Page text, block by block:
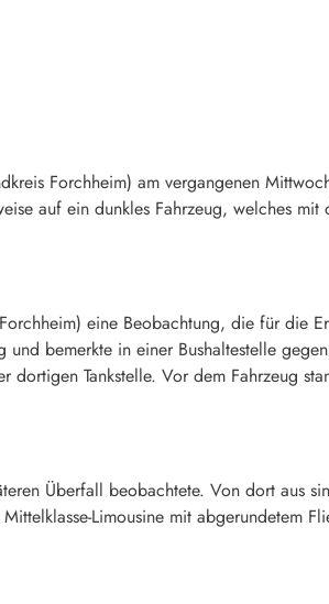
Forchheim) am vergangenen
auf ein dunkles Fahrzeug, welches mit
eine Beobachtung, die für die
bemerkte in einer Bushaltestelle
Tankstelle. Vor dem Fahrzeug
Überfall beobachtete. Von dort aus
Limousine mit abgerundetem